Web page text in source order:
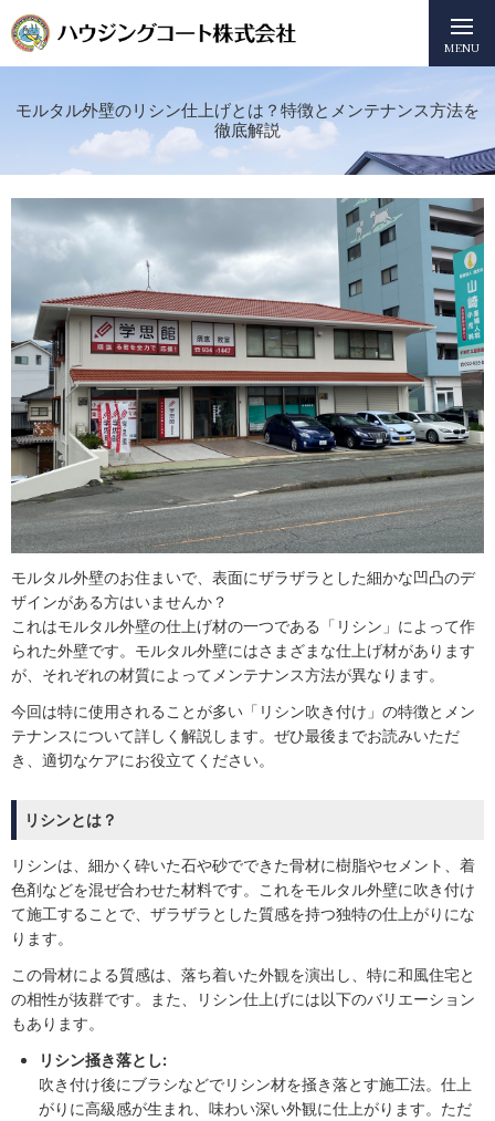
MENU
モルタル外壁のリシン仕上げとは？特徴とメンテナンス方法を
徹底解説
モルタル外壁のお住まいで、表面にザラザラとした細かな凹凸のデ
ザインがある方はいませんか？
これはモルタル外壁の仕上げ材の一つである「リシン」によって作
られた外壁です。モルタル外壁にはさまざまな仕上げ材があります
が、それぞれの材質によってメンテナンス方法が異なります。
今回は特に使用されることが多い「リシン吹き付け」の特徴とメン
テナンスについて詳しく解説します。ぜひ最後までお読みいただ
き、適切なケアにお役立てください。
リシンとは？
リシンは、細かく砕いた石や砂でできた骨材に樹脂やセメント、着
色剤などを混ぜ合わせた材料です。これをモルタル外壁に吹き付け
て施工することで、ザラザラとした質感を持つ独特の仕上がりにな
ります。
この骨材による質感は、落ち着いた外観を演出し、特に和風住宅と
の相性が抜群です。また、リシン仕上げには以下のバリエーション
もあります。
リシン掻き落とし:
吹き付け後にブラシなどでリシン材を掻き落とす施工法。仕上
がりに高級感が生まれ、味わい深い外観に仕上がります。ただ